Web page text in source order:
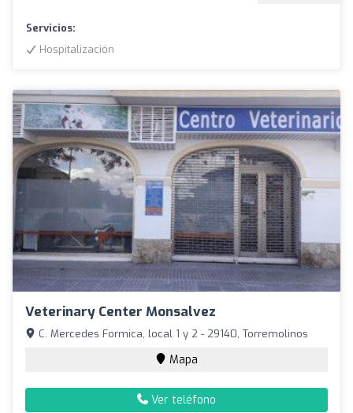
Servicios:
Hospitalización
Veterinary Center Monsalvez
C. Mercedes Formica, local 1 y 2 - 29140, Torremolinos
Mapa
Ver teléfono